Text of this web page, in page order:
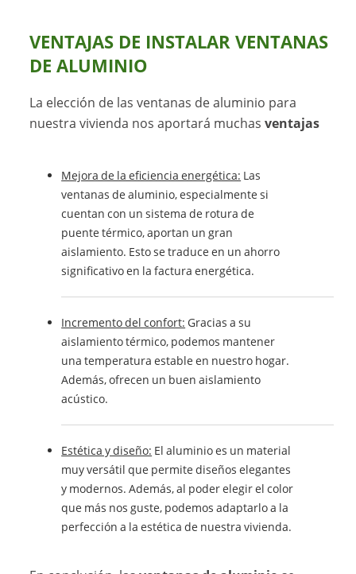
VENTAJAS DE INSTALAR VENTANAS
DE ALUMINIO
La elección de las ventanas de aluminio para
nuestra vivienda nos aportará muchasventajas
Mejora de la eficiencia energética: Las
ventanas de aluminio, especialmente si
cuentan con un sistema de rotura de
puente térmico, aportan un gran
aislamiento. Esto se traduce en un ahorro
significativo en la factura energética.
Incremento del confort: Gracias a su
aislamiento térmico, podemos mantener
una temperatura estable en nuestro hogar.
Además, ofrecen un buen aislamiento
acústico.
Estética y diseño: El aluminio es un material
muy versátil que permite diseños elegantes
y modernos. Además, al poder elegir el color
que más nos guste, podemos adaptarlo a la
perfección a la estética de nuestra vivienda.